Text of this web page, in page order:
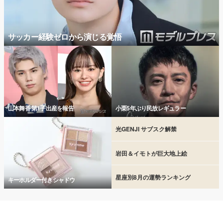
サッカー経験ゼロから演じる覚悟
山本舞香 第1子出産を報告 小栗5年ぶり民放レギュラー
キーホルダー付きシャドウ
光GENJI サブスク解禁
岩田＆イモトが巨大地上絵
星座別8月の運勢ランキング